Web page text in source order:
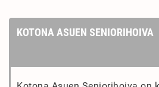
KOTONA ASUEN SENIORIHOIVA